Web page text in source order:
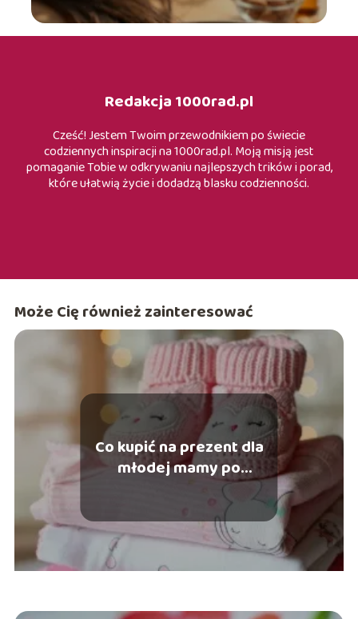
Redakcja 1000rad.pl
Cześć! Jestem Twoim przewodnikiem po świecie
codziennych inspiracji na 1000rad.pl. Moją misją jest
pomaganie Tobie w odkrywaniu najlepszych trików i porad,
które ułatwią życie i dodadzą blasku codzienności.
Może Cię również zainteresować
Co kupić na prezent dla
młodej mamy po